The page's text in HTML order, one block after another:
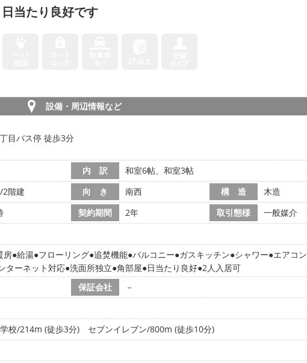
当たり良好です
設備・周辺情報など
目バス停 徒歩3分
内 訳
和室6帖、和室3帖
2階建 向 き 南西 構 造
木造
契約期間 2年 取引態様
一般媒介
房 給湯 フローリング 追焚機能 バルコニー ガスキッチン シャワー エアコン
ターネット対応 洗面所独立 角部屋 日当たり良好 2人入居可
保証会社
－
校/214m (徒歩3分)
セブンイレブン/800m (徒歩10分)